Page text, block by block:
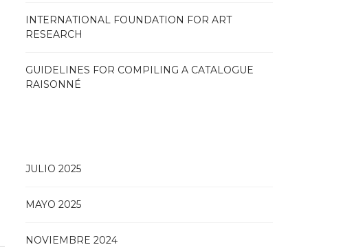
INTERNATIONAL FOUNDATION FOR ART
RESEARCH
GUIDELINES FOR COMPILING A CATALOGUE
RAISONNÉ
JULIO 2025
MAYO 2025
NOVIEMBRE 2024